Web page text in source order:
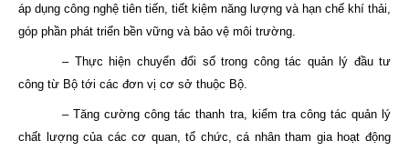
áp dụng công nghệ tiên tiến, tiết kiệm năng lượng và hạn chế khí thải,
góp phần phát triển bền vững và bảo vệ môi trường.
– Thực hiện chuyển đổi số trong công tác quản lý đầu tư
công từ Bộ tới các đơn vị cơ sở thuộc Bộ.
– Tăng cường công tác thanh tra, kiểm tra công tác quản lý
chất lượng của các cơ quan, tổ chức, cá nhân tham gia hoạt động